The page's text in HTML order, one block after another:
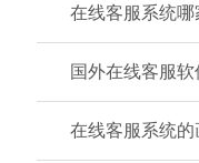
在线客服系统哪
国外在线客服软
在线客服系统的